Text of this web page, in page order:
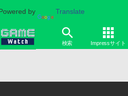
by Translate
検索 Impressサイト